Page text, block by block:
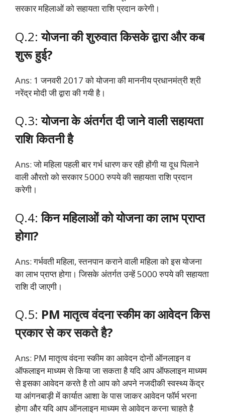
सरकार महिलाओं को सहायता राशि प्रदान करेगी।
Q.2:योजना की शुरुवात किसके द्वारा और कब
शुरू हुई?
Ans: 1 जनवरी 2017 को योजना की माननीय प्रधानमंत्री श्री
नरेंद्र मोदी जी द्वारा की गयी है।
Q.3:योजना के अंतर्गत दी जाने वाली सहायता
राशि कितनी है
Ans: जो महिला पहली बार गर्भ धारण कर रही होंगी या दूध पिलाने
वाली औरतो को सरकार 5000 रुपये की सहायता राशि प्रदान
करेगी।
Q.4:किन महिलाओं को योजना का लाभ प्राप्त
होगा?
Ans: गर्भवती महिला, स्तनपान कराने वाली महिला को इस योजना
का लाभ प्राप्त होगा। जिसके अंतर्गत उन्हें 5000 रुपये की सहायता
राशि दी जाएगी।
Q.5: PM मातृत्व वंदना स्कीम का आवेदन किस
प्रकार से कर सकते है?
Ans: PM मातृत्व वंदना स्कीम का आवेदन दोनों ऑनलाइन व
ऑफलाइन माध्यम से किया जा सकता है यदि आप ऑफलाइन माध्यम
से इसका आवेदन करते है तो आप को अपने नजदीकी स्वस्थ्य केंद्र
या आंगनबाड़ी में कार्यात आशा के पास जाकर आवेदन फॉर्म भरना
होगा और यदि आप ऑनलाइन माध्यम से आवेदन करना चाहते है